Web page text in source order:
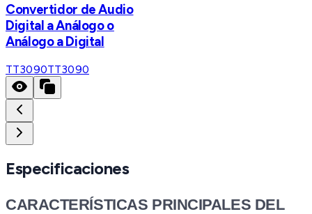
Convertidor de Audio
Digital a Análogo o
Análogo a Digital
TT3090TT3090
Especificaciones
CARACTERÍSTICAS PRINCIPALES DEL